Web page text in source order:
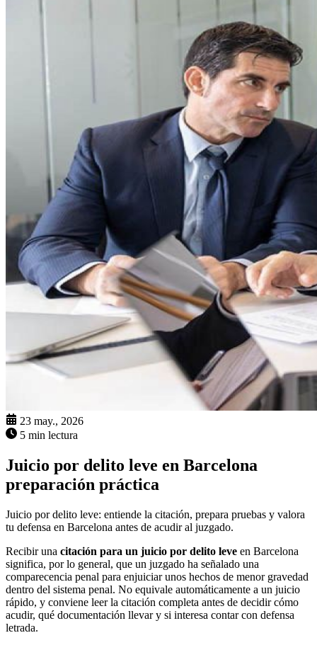
23 may., 2026
5 min lectura
Juicio por delito leve en Barcelona
preparación práctica
Juicio por delito leve: entiende la citación, prepara pruebas y valora
tu defensa en Barcelona antes de acudir al juzgado.
Recibir una citación para un juicio por delito leve en Barcelona
significa, por lo general, que un juzgado ha señalado una
comparecencia penal para enjuiciar unos hechos de menor gravedad
dentro del sistema penal. No equivale automáticamente a un juicio
rápido, y conviene leer la citación completa antes de decidir cómo
acudir, qué documentación llevar y si interesa contar con defensa
letrada.